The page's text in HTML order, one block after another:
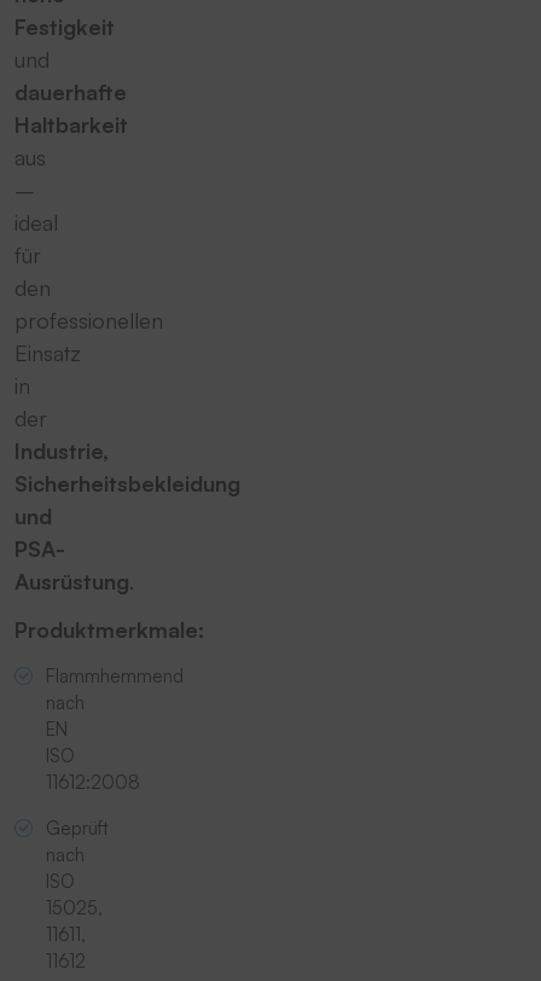
Festigkeit
und
dauerhafte
Haltbarkeit
aus
–
ideal
für
den
professionellen
Einsatz
in
der
Industrie,
Sicherheitsbekleidung
und
PSA-
Ausrüstung.
Produktmerkmale:
Flammhemmend
nach
EN
ISO
11612:2008
Geprüft
nach
ISO
15025,
11611,
11612